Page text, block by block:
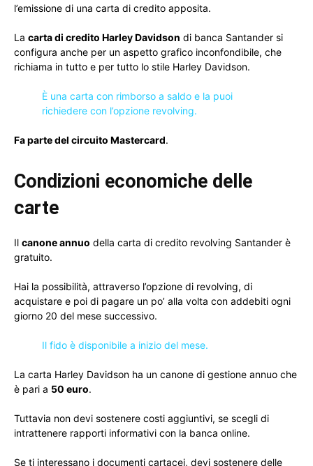
l’emissione di una carta di credito apposita.
La carta di credito Harley Davidson di banca Santander si
configura anche per un aspetto grafico inconfondibile, che
richiama in tutto e per tutto lo stile Harley Davidson.
È una carta con rimborso a saldo e la puoi
richiedere con l’opzione revolving.
Fa parte del circuito Mastercard.
Condizioni economiche delle
carte
Il canone annuo della carta di credito revolving Santander è
gratuito.
Hai la possibilità, attraverso l’opzione di revolving, di
acquistare e poi di pagare un po’ alla volta con addebiti ogni
giorno 20 del mese successivo.
Il fido è disponibile a inizio del mese.
La carta Harley Davidson ha un canone di gestione annuo che
è pari a 50 euro.
Tuttavia non devi sostenere costi aggiuntivi, se scegli di
intrattenere rapporti informativi con la banca online.
Se ti interessano i documenti cartacei, devi sostenere delle